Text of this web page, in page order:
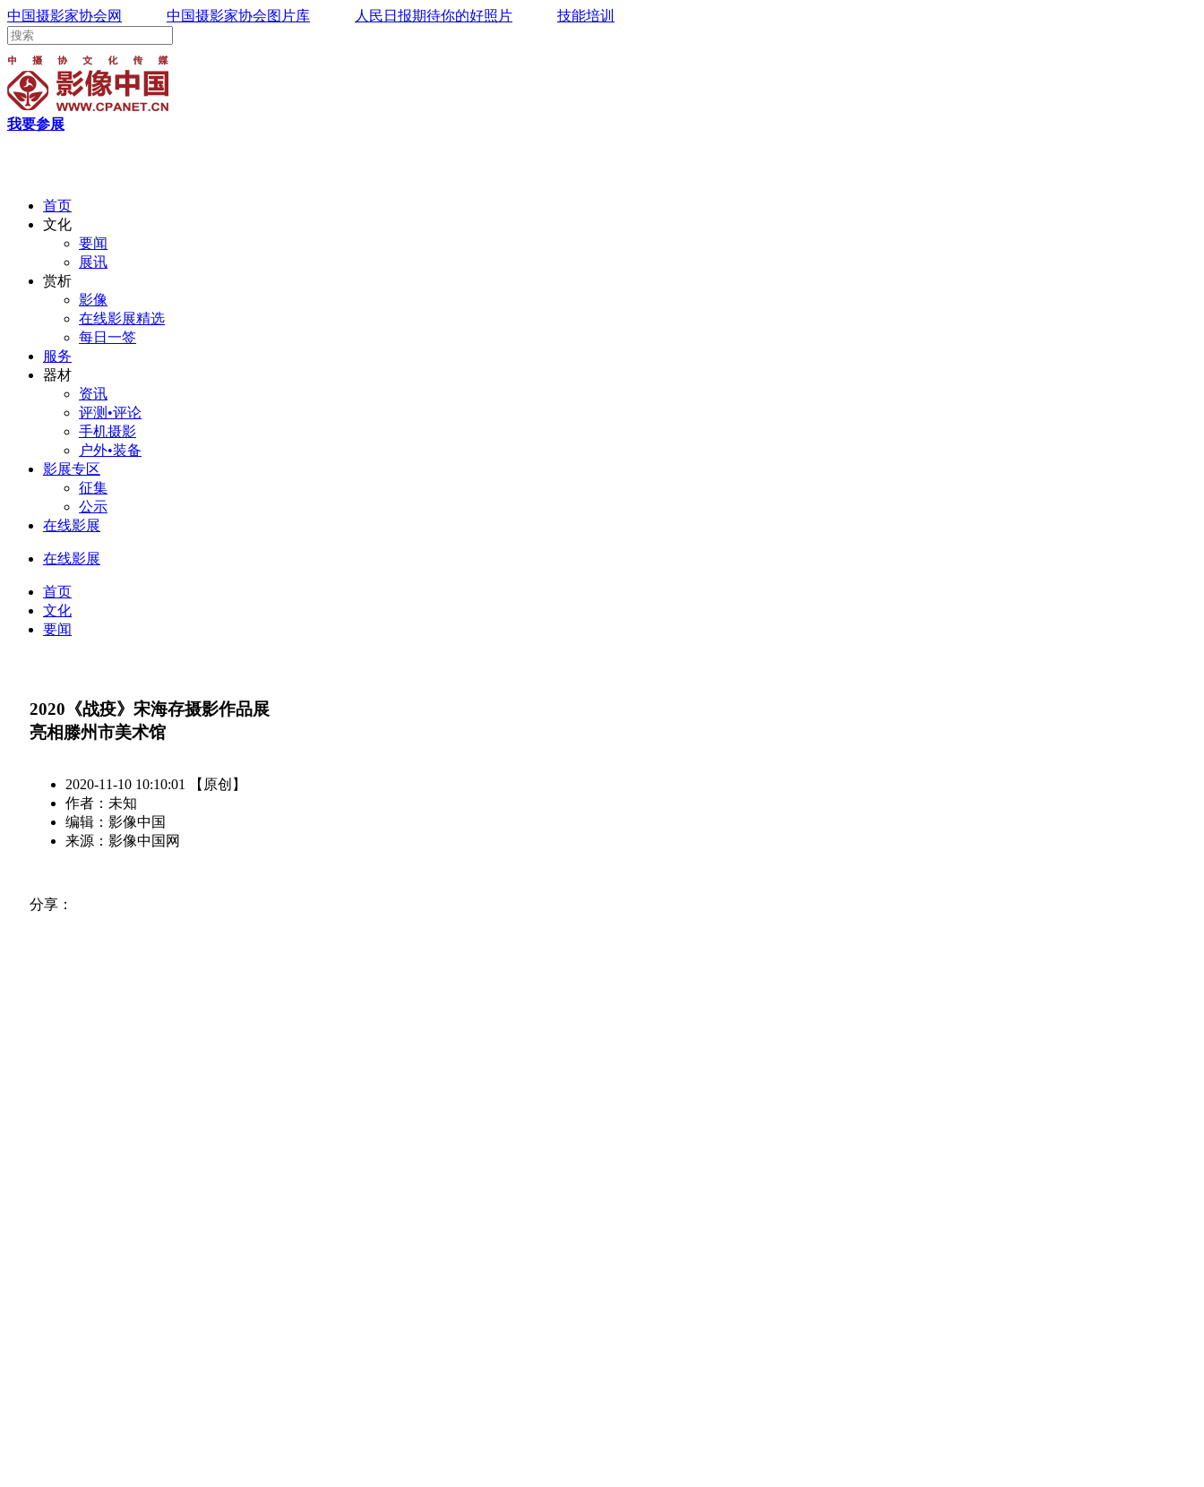
中国摄影家协会网 中国摄影家协会图片库 人民日报期待你的好照片 技能培训
我要参展
首页
文化
要闻
展讯
赏析
影像
在线影展精选
每日一签
服务
器材
资讯
评测•评论
手机摄影
户外•装备
影展专区
征集
公示
在线影展
在线影展
首页
文化
要闻
2020《战疫》宋海存摄影作品展
亮相滕州市美术馆
2020-11-10 10:10:01 【原创】
作者：未知
编辑：影像中国
来源：影像中国网
分享：